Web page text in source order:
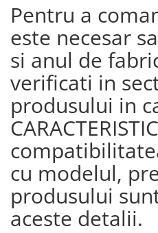
Pentru a
este necesar
si anul de
verificati in
produsului in
cu modelul,
produsului
aceste detalii.